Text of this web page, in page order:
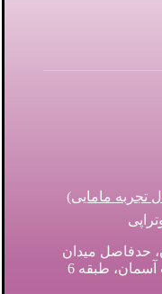
حدفاصل میدان
ماه فرخی و سه راه بنفشه، مجتمع هفت آسمان، طبقه 6